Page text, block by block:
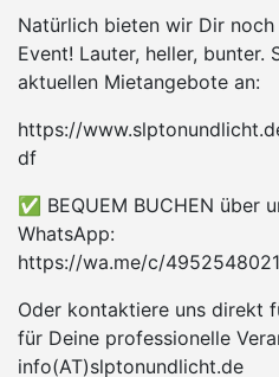
Natürlich bieten wir Dir
Event! Lauter, heller, bunter.
aktuellen Mietangebote an:
https://
df
✅ BEQUEM BUCHEN über
WhatsApp:
https://wa.me/c/
Oder kontaktiere uns direkt
für Deine professionelle
info(AT)slptonundlicht.de